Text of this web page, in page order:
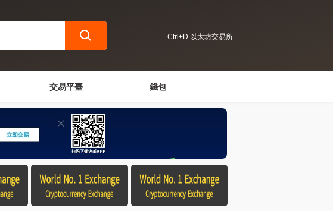
Ctrl+D 以太坊交易所
交易平臺 錢包